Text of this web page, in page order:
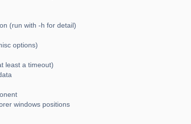
(run with -h for detail)
options)
least a timeout)
windows positions